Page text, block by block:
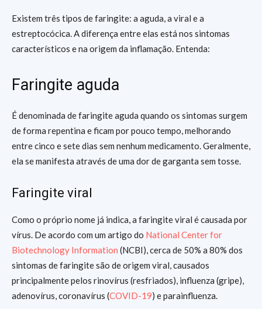
Existem três tipos de faringite: a aguda, a viral e a
estreptocócica. A diferença entre elas está nos sintomas
característicos e na origem da inflamação. Entenda:
Faringite aguda
É denominada de faringite aguda quando os sintomas surgem
de forma repentina e ficam por pouco tempo, melhorando
entre cinco e sete dias sem nenhum medicamento. Geralmente,
ela se manifesta através de uma dor de garganta sem tosse.
Faringite viral
Como o próprio nome já indica, a faringite viral é causada por
vírus. De acordo com um artigo do National Center for
Biotechnology Information (NCBI), cerca de 50% a 80% dos
sintomas de faringite são de origem viral, causados
principalmente pelos rinovírus (resfriados), influenza (gripe),
adenovírus, coronavírus (COVID-19) e parainfluenza.